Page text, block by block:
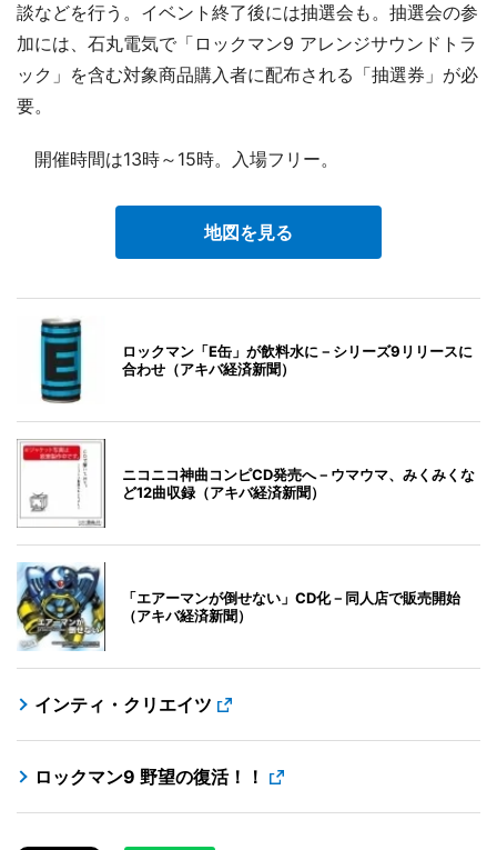
談などを行う。イベント終了後には抽選会も。抽選会の参
加には、石丸電気で「ロックマン9 アレンジサウンドトラ
ック」を含む対象商品購入者に配布される「抽選券」が必
要。
開催時間は13時～15時。入場フリー。
地図を見る
ロックマン「E缶」が飲料水に－シリーズ9リリースに
合わせ（アキバ経済新聞）
ニコニコ神曲コンピCD発売へ－ウマウマ、みくみくな
ど12曲収録（アキバ経済新聞）
「エアーマンが倒せない」CD化－同人店で販売開始
（アキバ経済新聞）
インティ・クリエイツ
ロックマン9 野望の復活！！